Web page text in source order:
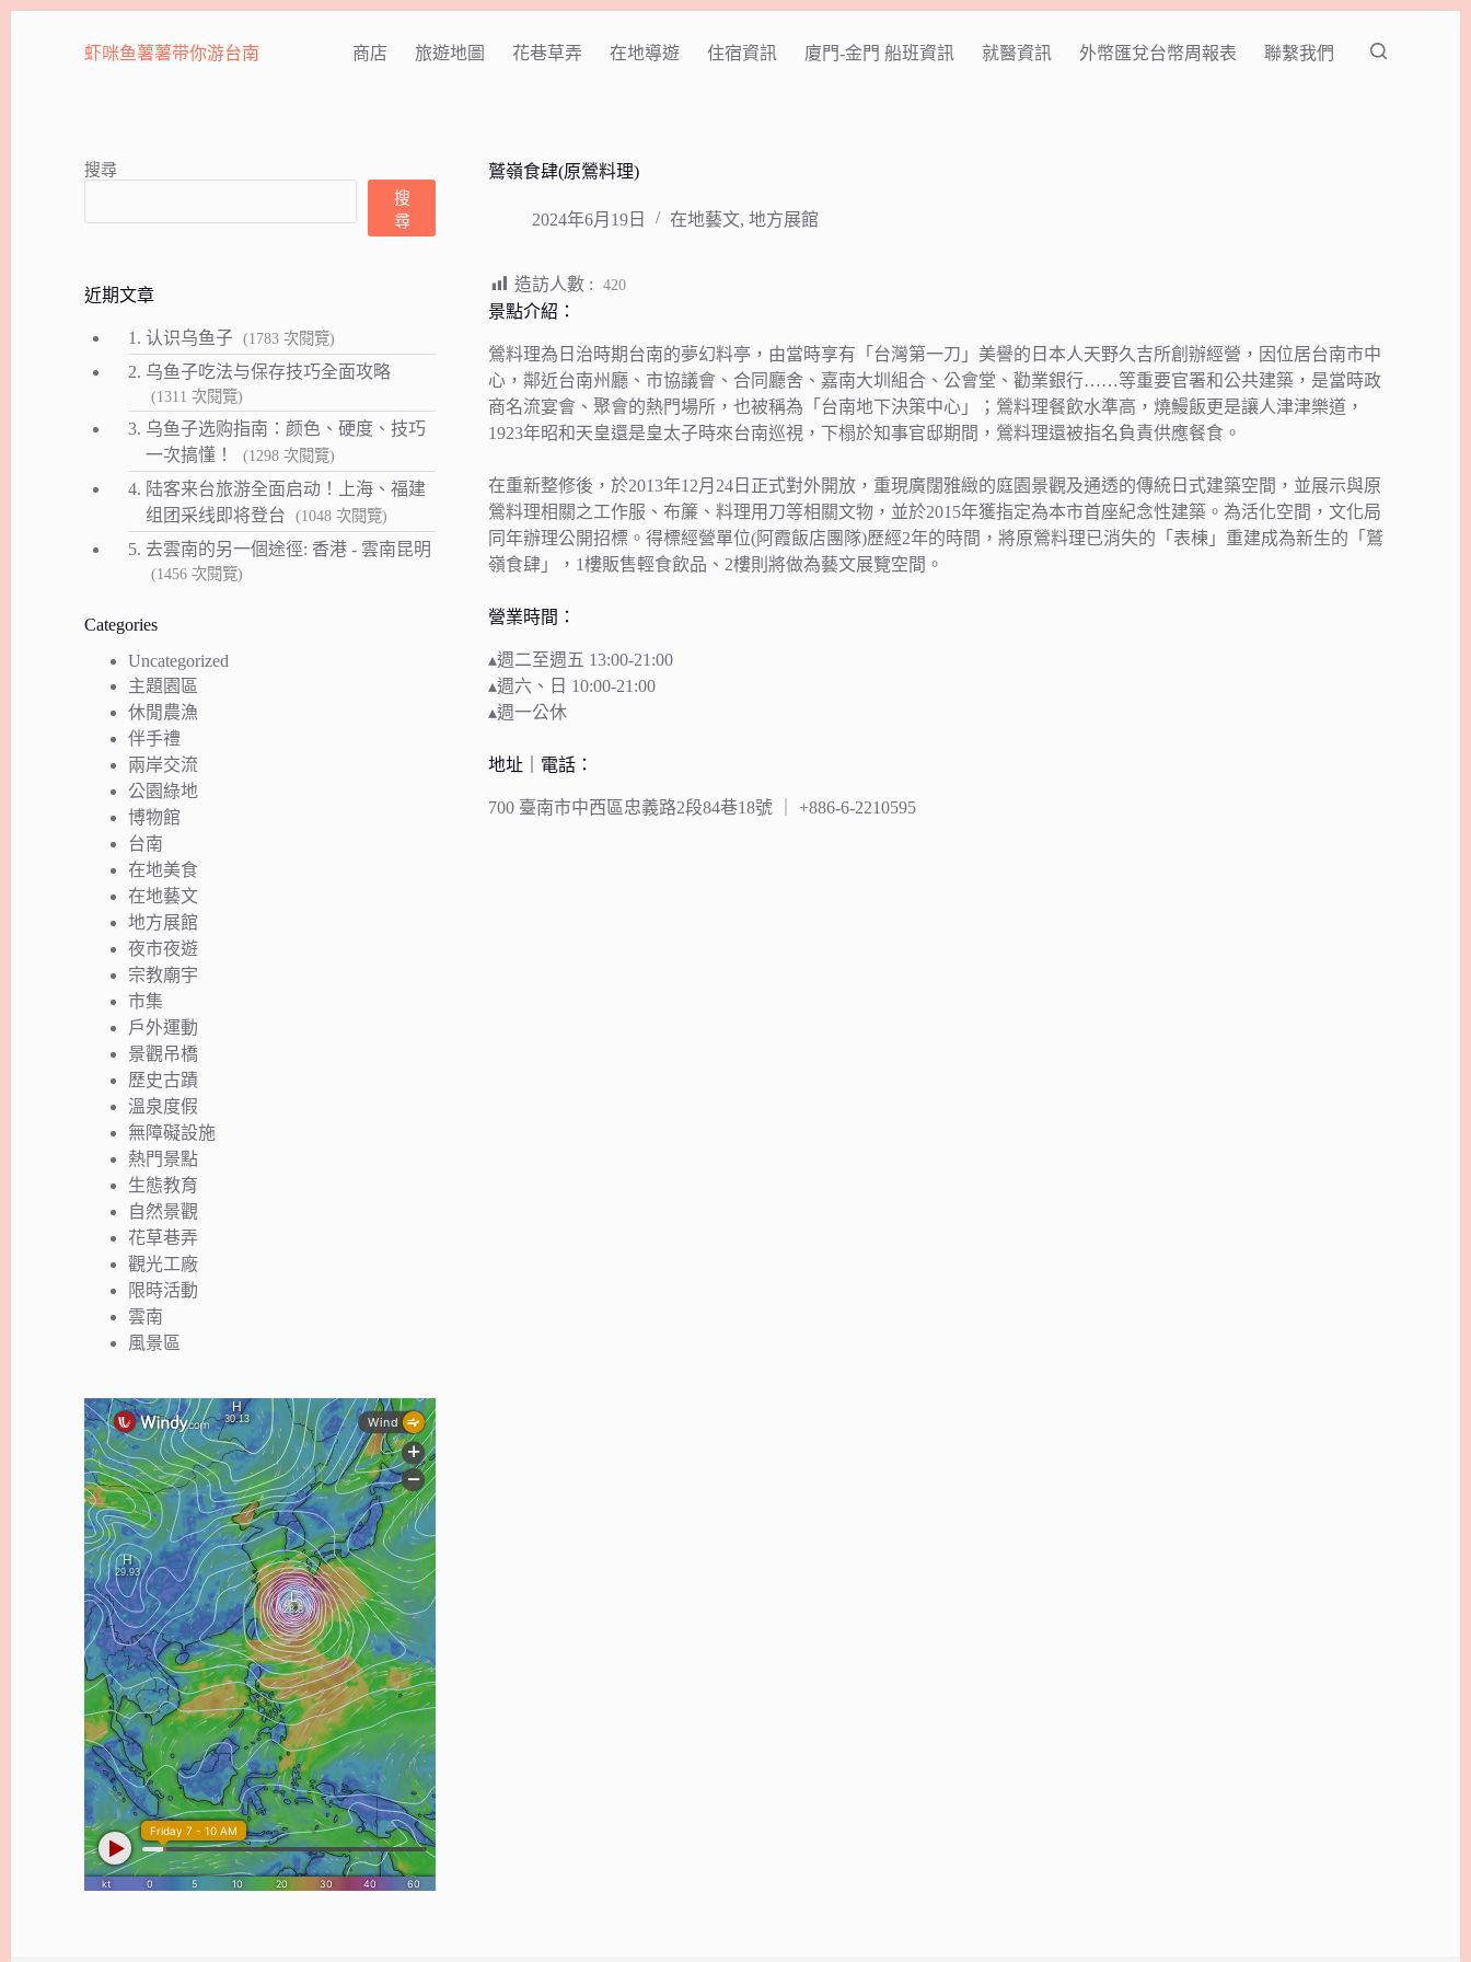
虾咪鱼薯薯带你游台南 商店 旅遊地圖 花巷草弄 在地導遊 住宿資訊 廈門-金門 船班資訊 就醫資訊 外幣匯兌台幣周報表 聯繫我們
鷲嶺食肆(原鶯料理)
2024年6月19日 在地藝文, 地方展館
造訪人數 : 420
景點介紹：
鶯料理為日治時期台南的夢幻料亭，由當時享有「台灣第一刀」美譽的日本人天野久吉所創辦經營，因位居台南市中
心，鄰近台南州廳、市協議會、合同廳舍、嘉南大圳組合、公會堂、勸業銀行……等重要官署和公共建築，是當時政
商名流宴會、聚會的熱門場所，也被稱為「台南地下決策中心」；鶯料理餐飲水準高，燒鰻飯更是讓人津津樂道，
1923年昭和天皇還是皇太子時來台南巡視，下榻於知事官邸期間，鶯料理還被指名負責供應餐食。
在重新整修後，於2013年12月24日正式對外開放，重現廣闊雅緻的庭園景觀及通透的傳統日式建築空間，並展示與原
鶯料理相關之工作服、布簾、料理用刀等相關文物，並於2015年獲指定為本市首座紀念性建築。為活化空間，文化局
同年辦理公開招標。得標經營單位(阿霞飯店團隊)歷經2年的時間，將原鶯料理已消失的「表棟」重建成為新生的「鷲
嶺食肆」，1樓販售輕食飲品、2樓則將做為藝文展覽空間。
營業時間：
▴週二至週五 13:00-21:00
▴週六、日 10:00-21:00
▴週一公休
地址｜電話：
700 臺南市中西區忠義路2段84巷18號 ｜ +886-6-2210595
搜尋
搜
尋
近期文章
1.认识乌鱼子 (1783 次閱覽)
2. 乌鱼子吃法与保存技巧全面攻略
(1311 次閱覽)
3. 乌鱼子选购指南：颜色、硬度、技巧
一次搞懂！
(1298 次閱覽)
4. 陆客来台旅游全面启动！上海、福建
组团采线即将登台
(1048 次閱覽)
5. 去雲南的另一個途徑: 香港 - 雲南昆明
(1456 次閱覽)
Categories
Uncategorized
主題園區
休閒農漁
伴手禮
兩岸交流
公園綠地
博物館
台南
在地美食
在地藝文
地方展館
夜市夜遊
宗教廟宇
市集
戶外運動
景觀吊橋
歷史古蹟
溫泉度假
無障礙設施
熱門景點
生態教育
自然景觀
花草巷弄
觀光工廠
限時活動
雲南
風景區